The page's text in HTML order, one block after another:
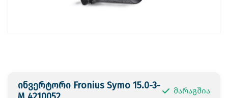
ინვერტორი Fronius Symo 15.0-3-
მარაგშია